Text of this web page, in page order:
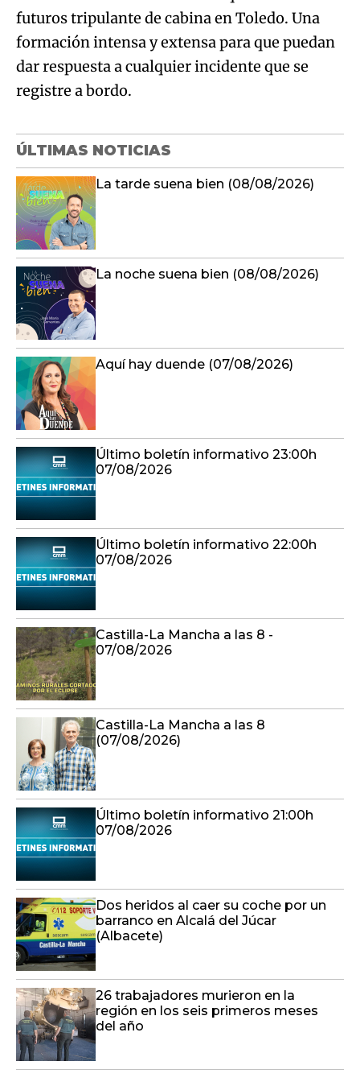
futuros tripulante de cabina en Toledo. Una
formación intensa y extensa para que puedan
dar respuesta a cualquier incidente que se
registre a bordo.
ÚLTIMAS NOTICIAS
La tarde suena bien (08/08/2026)
La noche suena bien (08/08/2026)
Aquí hay duende (07/08/2026)
Último boletín informativo 23:00h
07/08/2026
Último boletín informativo 22:00h
07/08/2026
Castilla-La Mancha a las 8 -
07/08/2026
Castilla-La Mancha a las 8
(07/08/2026)
Último boletín informativo 21:00h
07/08/2026
Dos heridos al caer su coche por un
barranco en Alcalá del Júcar
(Albacete)
26 trabajadores murieron en la
región en los seis primeros meses
del año